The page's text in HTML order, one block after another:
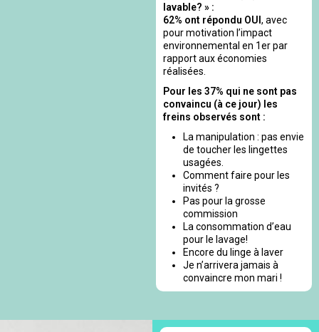
lavable? » :
62% ont répondu OUI, avec
pour motivation l’impact
environnemental en 1er par
rapport aux économies
réalisées.
Pour les 37% qui ne sont pas
convaincu (à ce jour) les
freins observés sont :
La manipulation : pas envie
de toucher les lingettes
usagées.
Comment faire pour les
invités ?
Pas pour la grosse
commission
La consommation d’eau
pour le lavage!
Encore du linge à laver
Je n’arrivera jamais à
convaincre mon mari !